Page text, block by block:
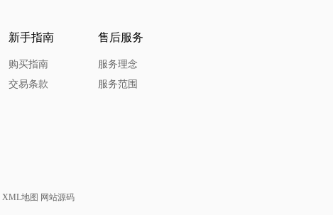
新手指南
购买指南
交易条款
售后服务
服务理念
服务范围
XML地图 网站源码